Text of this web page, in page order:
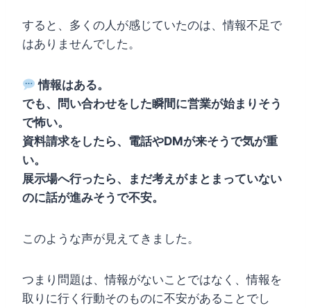
すると、多くの人が感じていたのは、情報不足で
はありませんでした。
情報はある。
でも、問い合わせをした瞬間に営業が始まりそう
で怖い。
資料請求をしたら、電話やDMが来そうで気が重
い。
展示場へ行ったら、まだ考えがまとまっていない
のに話が進みそうで不安。
このような声が見えてきました。
つまり問題は、情報がないことではなく、情報を
取りに行く行動そのものに不安があることでし